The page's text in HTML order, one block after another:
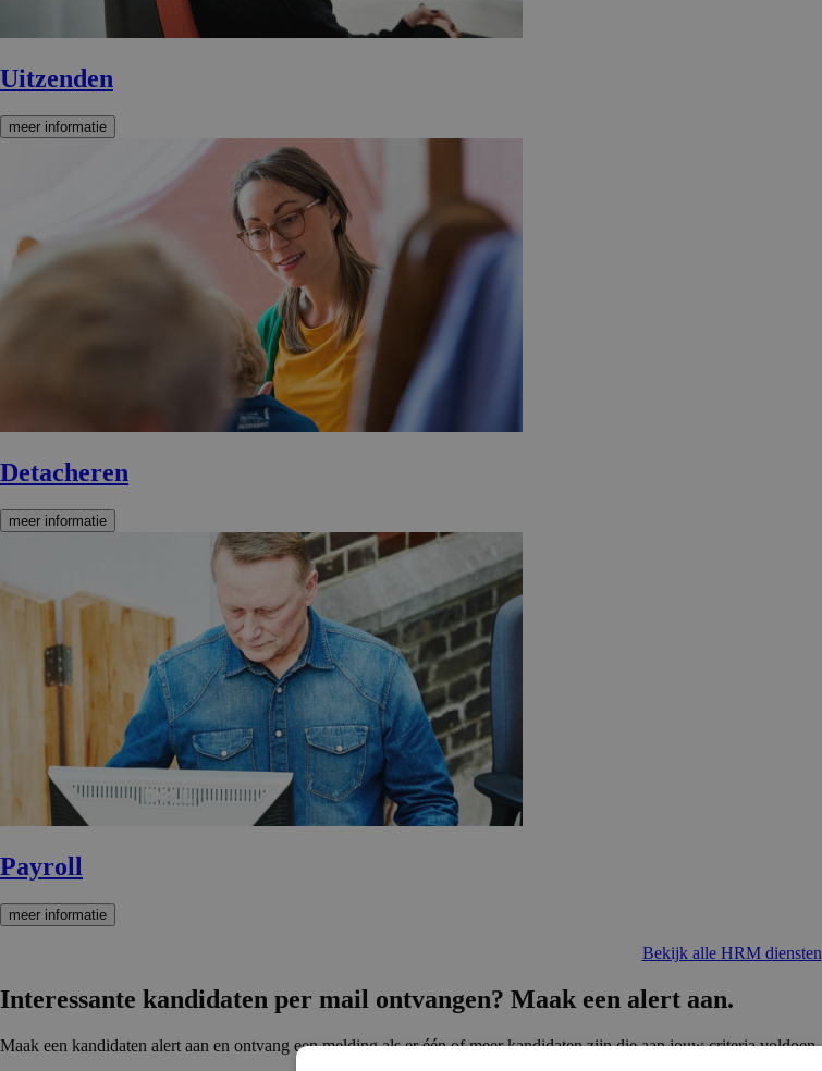
Uitzenden
meer informatie
Detacheren
meer informatie
Payroll
meer informatie
Bekijk alle HRM diensten
Interessante kandidaten per mail ontvangen? Maak een alert aan.
Maak een kandidaten alert aan en ontvang een melding als er één of meer kandidaten zijn die aan jouw criteria voldoen.